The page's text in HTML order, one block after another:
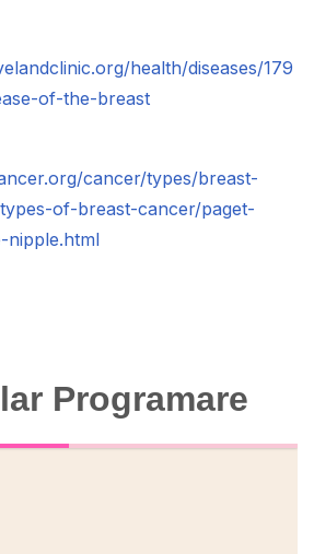
health/diseases/179
of-the-breast
cancer/types/breast-
of-breast-cancer/paget-
nipple.html
Programare